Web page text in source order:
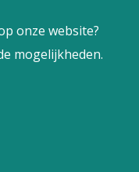
onze website?
mogelijkheden.